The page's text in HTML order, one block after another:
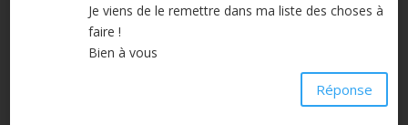
Je viens de le remettre dans ma liste des choses à
faire !
Bien à vous
Réponse